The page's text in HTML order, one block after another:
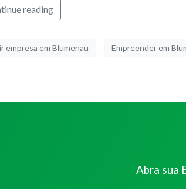
reading
empresa em Blumenau Empreender em
Abra sua